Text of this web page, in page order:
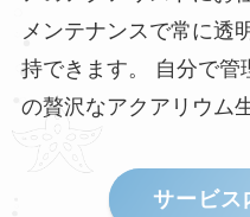
メンテナンスで常に透
持できます。 自分で管
の贅沢なアクアリウム
サービス